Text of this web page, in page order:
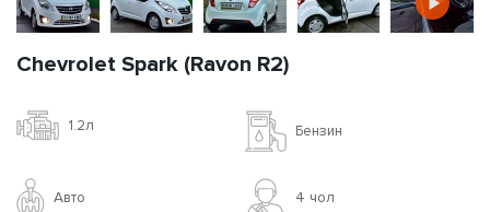
Chevrolet Spark (Ravon R2)
1.2л Бензин
Авто 4 чoл